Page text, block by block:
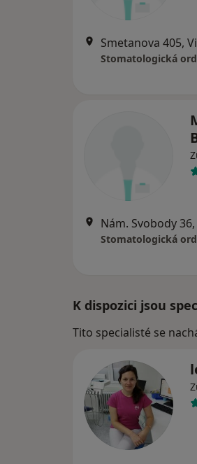
Smetanova 405,
Stomatologická
Nám. Svobody
Stomatologická
K dispozici jsou
Tito specialisté se